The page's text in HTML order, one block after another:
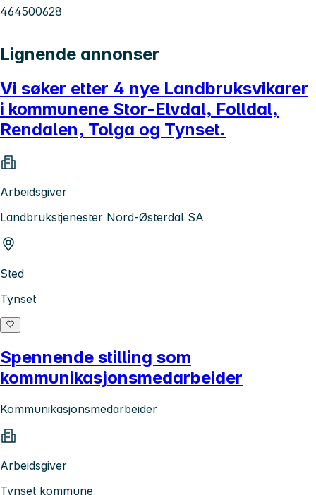
464500628
Lignende annonser
Vi søker etter 4 nye Landbruksvikarer
i kommunene Stor-Elvdal, Folldal,
Rendalen, Tolga og Tynset.
Arbeidsgiver
Landbrukstjenester Nord-Østerdal SA
Sted
Tynset
Spennende stilling som
kommunikasjonsmedarbeider
Kommunikasjonsmedarbeider
Arbeidsgiver
Tynset kommune